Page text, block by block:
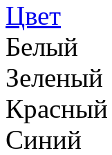
Цвет
Белый
Зеленый
Красный
Синий